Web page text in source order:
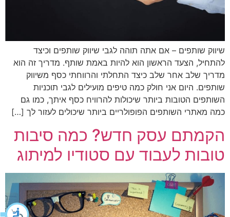
שיווק שותפים – אם אתה תוהה לגבי שיווק שותפים וכיצד
להתחיל, הצעד הראשון הוא להיות באמת שותף. מדריך זה הוא
מדריך שלב אחר שלב כיצד התחלתי והרווחתי כסף משיווק
שותפים. היום אני חולק כמה טיפים מועילים לגבי תוכניות
השותפים הטובות ביותר שיכולות להרוויח כסף איתך, כמו גם
כמה מאתרי השותפים הפופולריים ביותר שיכולים לעזור לך […]
הקמתם עסק חדש? כמה סיבות
טובות לעבוד עם סטודיו למיתוג